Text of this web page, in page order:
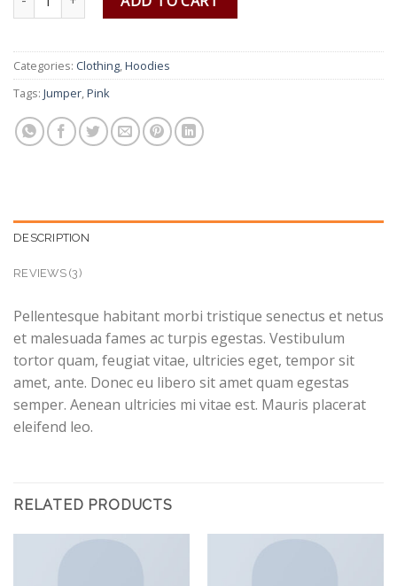
Categories: Clothing,Hoodies
Tags: Jumper,Pink
DESCRIPTION
REVIEWS (3)
Pellentesque habitant morbi tristique senectus et netus
et malesuada fames ac turpis egestas. Vestibulum
tortor quam, feugiat vitae, ultricies eget, tempor sit
amet, ante. Donec eu libero sit amet quam egestas
semper. Aenean ultricies mi vitae est. Mauris placerat
eleifend leo.
RELATED PRODUCTS